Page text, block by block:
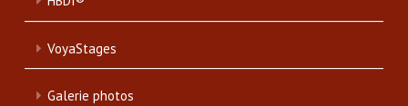
VoyaStages
Galerie photos